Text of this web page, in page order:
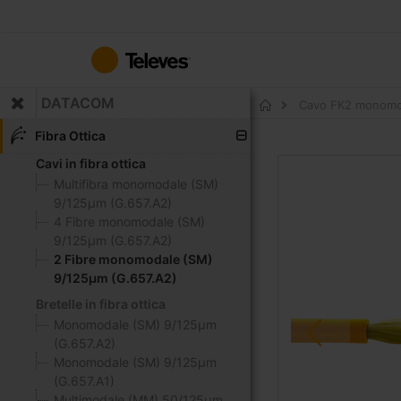
contenuto
DATACOM
Fibra Ottica
Cavi in fibra ottica
Multifibra monomodale (SM)
9/125μm (G.657.A2)
4 Fibre monomodale (SM)
9/125μm (G.657.A2)
2 Fibre monomodale (SM)
9/125μm (G.657.A2)
Bretelle in fibra ottica
Monomodale (SM) 9/125μm
(G.657.A2)
Monomodale (SM) 9/125μm
(G.657.A1)